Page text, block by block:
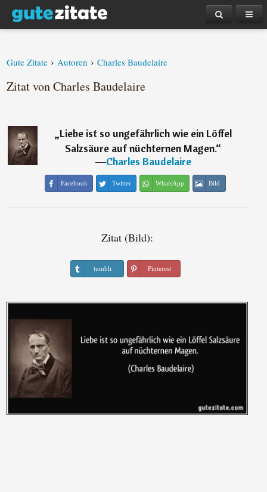
Gute Zitate › Autoren › Charles Baudelaire
Zitat von Charles Baudelaire
„Liebe ist so ungefährlich wie ein Löffel
Salzsäure auf nüchternen Magen.“
―Charles Baudelaire
Facebook Twitter WhatsApp Bild
Zitat (Bild):
tumblr Pinterest